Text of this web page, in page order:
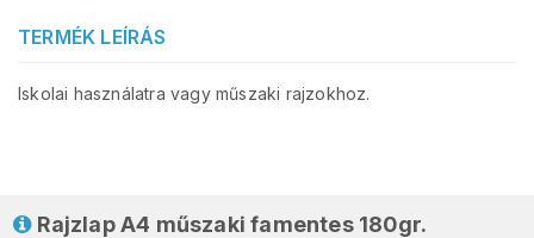
TERMÉK LEÍRÁS
Iskolai használatra vagy műszaki rajzokhoz.
Rajzlap A4 műszaki famentes 180gr.